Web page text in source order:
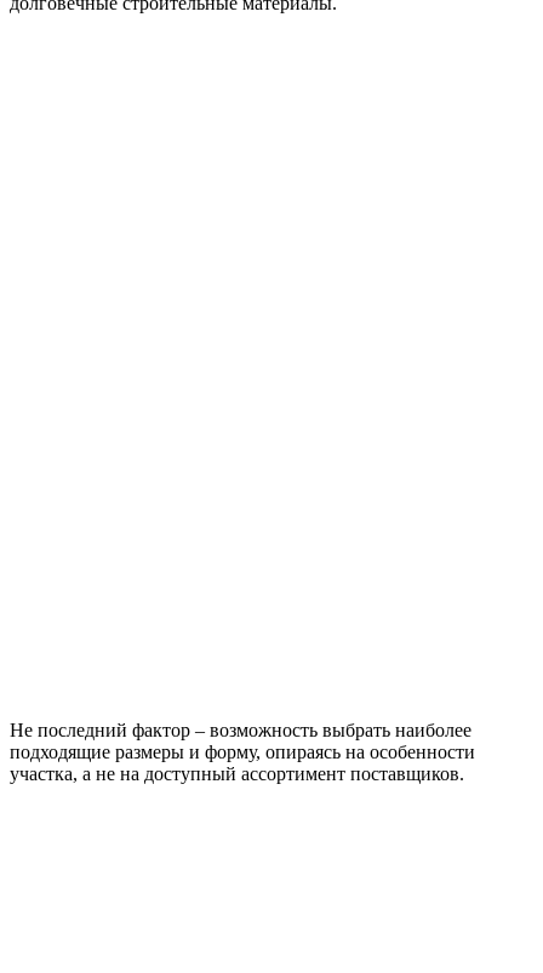
Не последний фактор – возможность выбрать наиболее
подходящие размеры и форму, опираясь на особенности
участка, а не на доступный ассортимент поставщиков.